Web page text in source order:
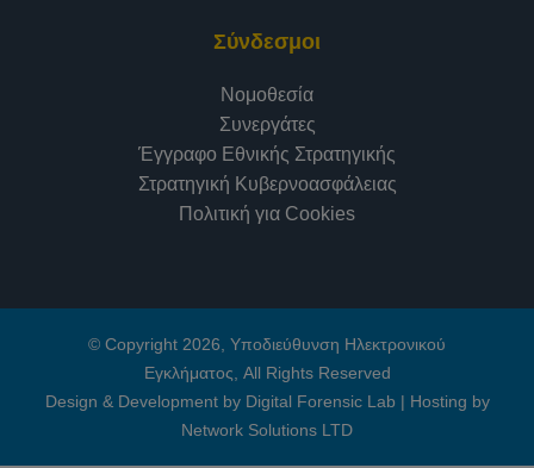
Σύνδεσμοι
Νομοθεσία
Συνεργάτες
Έγγραφο Εθνικής Στρατηγικής
Στρατηγική Κυβερνοασφάλειας
Πολιτική για Cookies
© Copyright 2026, Υποδιεύθυνση Ηλεκτρονικού
Εγκλήματος, All Rights Reserved
Design & Development by Digital Forensic Lab | Hosting by
Network Solutions LTD